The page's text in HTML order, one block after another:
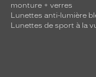
monture + verres
Lunettes anti-lumière
Lunettes de sport à la